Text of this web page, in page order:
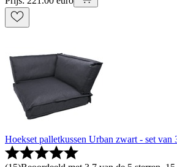
Hoekset palletkussen Urban zwart - set van